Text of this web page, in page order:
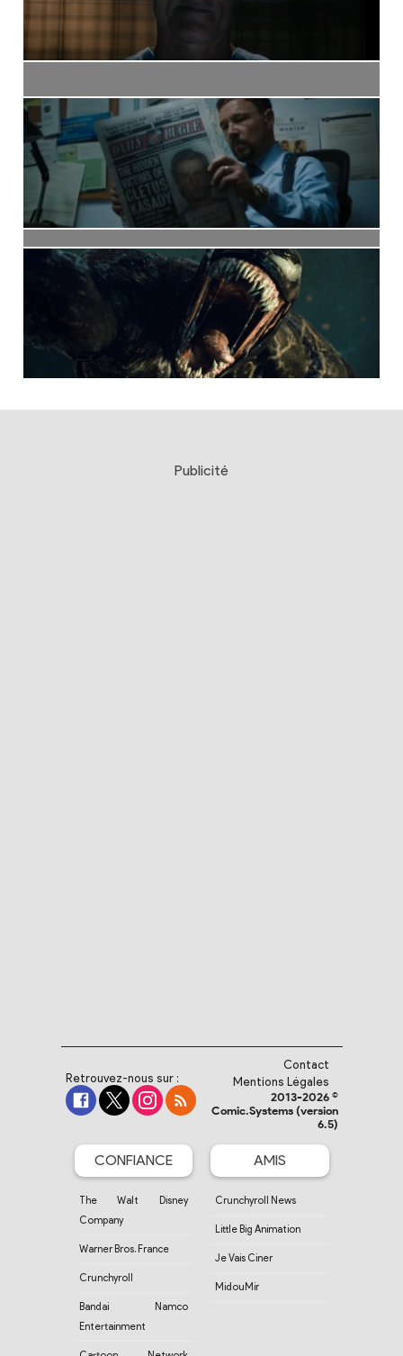
Publicité
Retrouvez-nous sur :
Contact
Mentions Légales
2013-2026 ©
Comic.Systems (version
6.5)
CONFIANCE
The Walt Disney
Company
Warner Bros. France
Crunchyroll
Bandai Namco
Entertainment
AMIS
Crunchyroll News
Little Big Animation
Je Vais Ciner
MidouMir